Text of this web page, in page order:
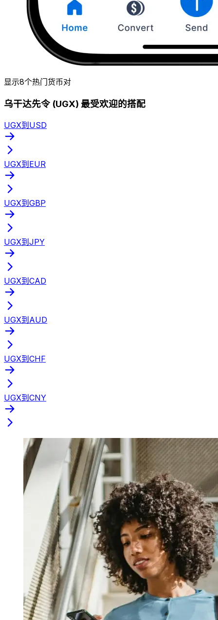
显示8个热门货币对
乌干达先令 (UGX) 最受欢迎的搭配
UGX到USD
UGX到EUR
UGX到GBP
UGX到JPY
UGX到CAD
UGX到AUD
UGX到CHF
UGX到CNY